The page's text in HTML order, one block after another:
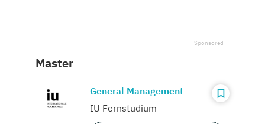
Master
General Management
IU Fernstudium